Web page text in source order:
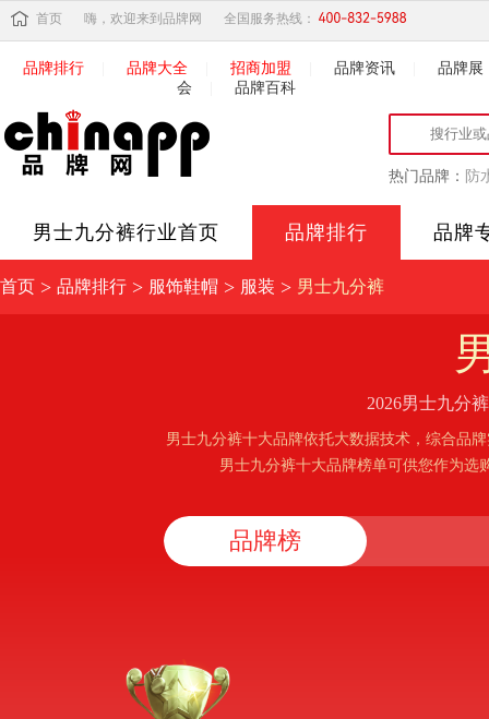
首页 嗨，欢迎来到品牌网 全国服务热线：
品牌排行 品牌大全 招商加盟 品牌资讯
品牌展
会
品牌百科
热门品牌： 防
男士九分裤行业首页 品牌排行 品牌
首页 > 品牌排行 > 服饰鞋帽 > 服装 > 男士九分裤
2026男士九分
男士九分裤十大品牌依托大数据技术，综合品
男士九分裤十大品牌榜单可供您作为选
品牌榜